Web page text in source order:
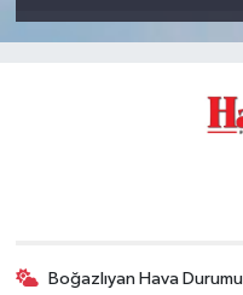
Boğazlıyan Hava Durumu